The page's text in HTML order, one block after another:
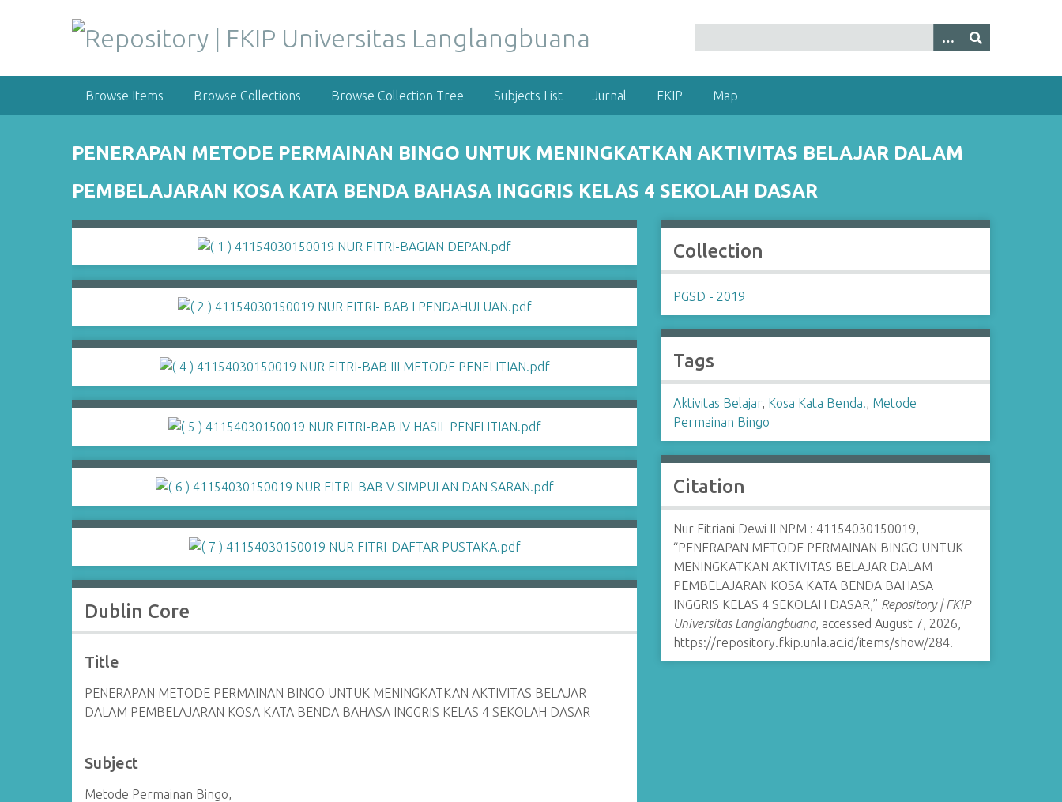
Browse Items Browse Collections Browse Collection Tree Subjects List Jurnal FKIP Map
PENERAPAN METODE PERMAINAN BINGO UNTUK MENINGKATKAN AKTIVITAS BELAJAR DALAM
PEMBELAJARAN KOSA KATA BENDA BAHASA INGGRIS KELAS 4 SEKOLAH DASAR
Dublin Core
Title
PENERAPAN METODE PERMAINAN BINGO UNTUK MENINGKATKAN AKTIVITAS BELAJAR
DALAM PEMBELAJARAN KOSA KATA BENDA BAHASA INGGRIS KELAS 4 SEKOLAH DASAR
Subject
Metode Permainan Bingo,
Collection
PGSD - 2019
Tags
Aktivitas Belajar, Kosa Kata Benda., Metode
Permainan Bingo
Citation
Nur Fitriani Dewi II NPM : 41154030150019,
“PENERAPAN METODE PERMAINAN BINGO UNTUK
MENINGKATKAN AKTIVITAS BELAJAR DALAM
PEMBELAJARAN KOSA KATA BENDA BAHASA
INGGRIS KELAS 4 SEKOLAH DASAR,” Repository | FKIP
Universitas Langlangbuana, accessed August 7, 2026,
https://repository.fkip.unla.ac.id/items/show/284.